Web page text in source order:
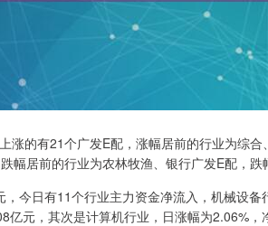
涨的有21个广发E配，涨幅居前的行业为综合
幅居前的行业为农林牧渔、银行广发E配，跌
今日有11个行业主力资金净流入，机械设
元，其次是计算机行业，日涨幅为2.06%，